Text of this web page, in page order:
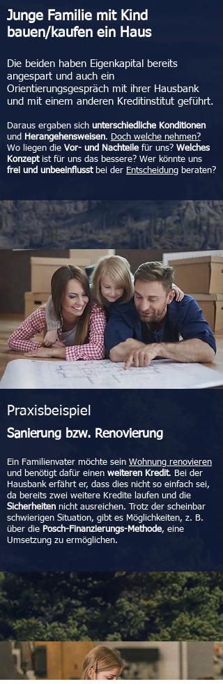
Junge Familie mit Kind
bauen/kaufen ein Haus
Die beiden haben Eigenkapital bereits
angespart und auch ein
Orientierungsgespräch mit ihrer Hausbank
und mit einem anderen Kreditinstitut geführt.
Daraus ergaben sich unterschiedliche Konditionen
und Herangehensweisen. Doch welche nehmen?
Wo liegen die Vor- und Nachteile für uns? Welches
Konzeptist für uns das bessere? Wer könnte uns
frei und unbeeinflusstbei der Entscheidung beraten?
Praxisbeispiel
Sanierung bzw. Renovierung
Ein Familienvater möchte sein Wohnung renovieren
und benötigt dafür einen weiteren Kredit. Bei der
Hausbank erfährt er, dass dies nicht so einfach sei,
da bereits zwei weitere Kredite laufen und die
Sicherheiten nicht ausreichen. Trotz der scheinbar
schwierigen Situation, gibt es Möglichkeiten, z. B.
über die Posch-Finanzierungs-Methode, eine
Umsetzung zu ermöglichen.